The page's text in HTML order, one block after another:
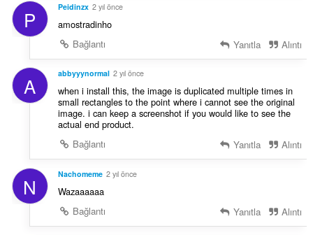
P Peidinzx 2 yıl önce
amostradinho
Bağlantı
Yanıtla Alıntı
A abbyyynormal 2 yıl önce
when i install this, the image is duplicated multiple times in
small rectangles to the point where i cannot see the original
image. i can keep a screenshot if you would like to see the
actual end product.
Bağlantı
Yanıtla Alıntı
N Nachomeme 2 yıl önce
Wazaaaaaa
Bağlantı
Yanıtla Alıntı